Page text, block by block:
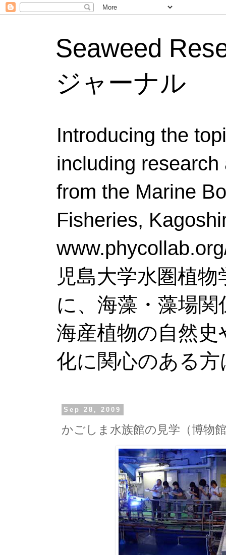
Seaweed
ジャーナル
Introducing the
including
from the Marine
Fisheries,
児島大学水圏植
に、海藻・藻場
海産植物の自然
化に関心のある
Sep 28, 2009
かごしま水族館の見学（博物